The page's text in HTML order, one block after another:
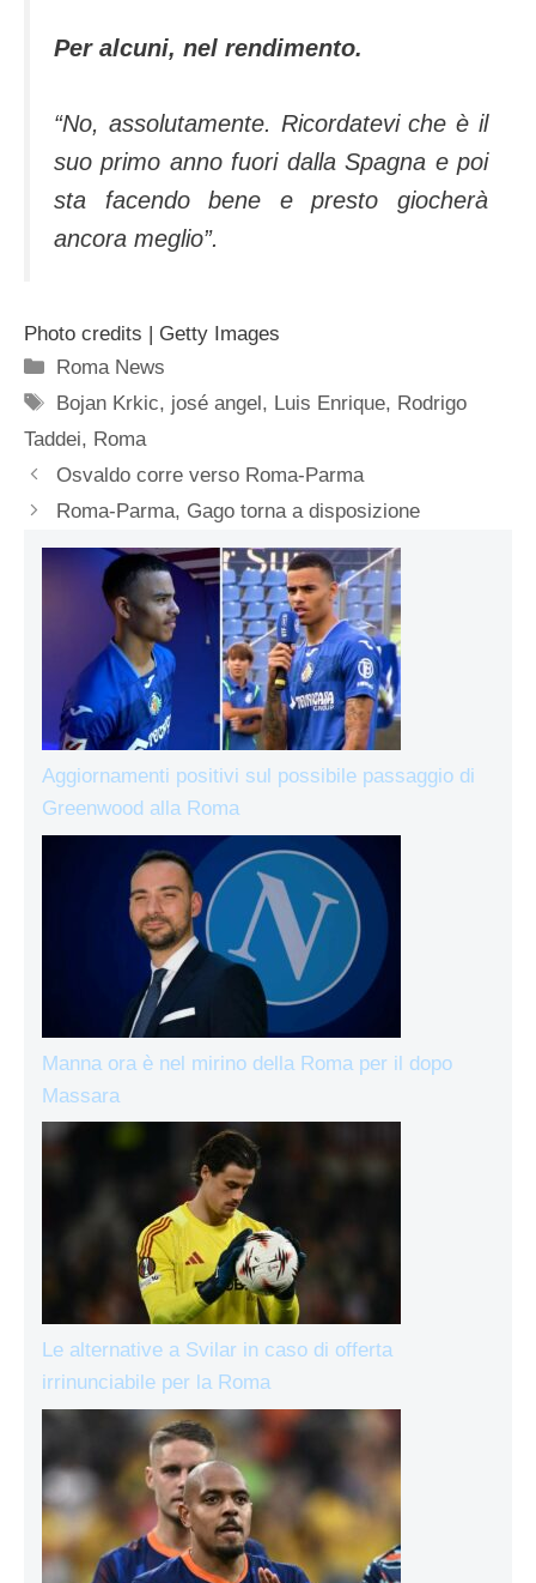
Per alcuni, nel rendimento.
“No, assolutamente. Ricordatevi che è il
suo primo anno fuori dalla Spagna e poi
sta facendo bene e presto giocherà
ancora meglio”.
Photo credits | Getty Images
Categorie
Roma News
Tag
Bojan Krkic, josé angel , Luis Enrique, Rodrigo
Taddei, Roma
Osvaldo corre verso Roma-Parma
Roma-Parma, Gago torna a disposizione
Aggiornamenti positivi sul possibile passaggio di
Greenwood alla Roma
Manna ora è nel mirino della Roma per il dopo
Massara
Le alternative a Svilar in caso di offerta
irrinunciabile per la Roma